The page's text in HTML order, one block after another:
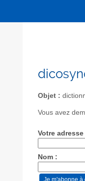
Objet :
Vous avez
Votre
Nom :